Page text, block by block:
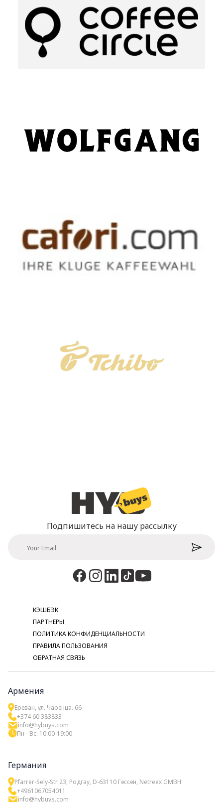
Подпишитесь на нашу рассылку
КЭШБЭК
ПАРТНЕРЫ
ПОЛИТИКА КОНФИДЕНЦИАЛЬНОСТИ
ПРАВИЛА ПОЛЬЗОВАНИЯ
ОБРАТНАЯ СВЯЗЬ
Армения
Ереван, ул. Чаренца. 66
+374 60 383833
info@hybuys.com
Пн - Вс: 10:00-19:00
Германия
Pfarrer-Sely-Str 23, Родгау, D-63110 Гессен, Netreex GMBH
+4961067054011
info@hybuys.com